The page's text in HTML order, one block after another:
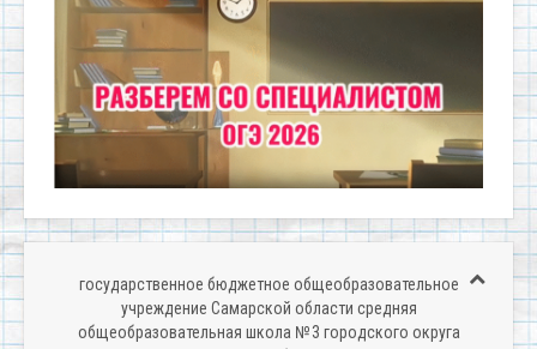
государственное бюджетное общеобразовательное
учреждение Самарской области средняя
общеобразовательная школа № 3 городского округа